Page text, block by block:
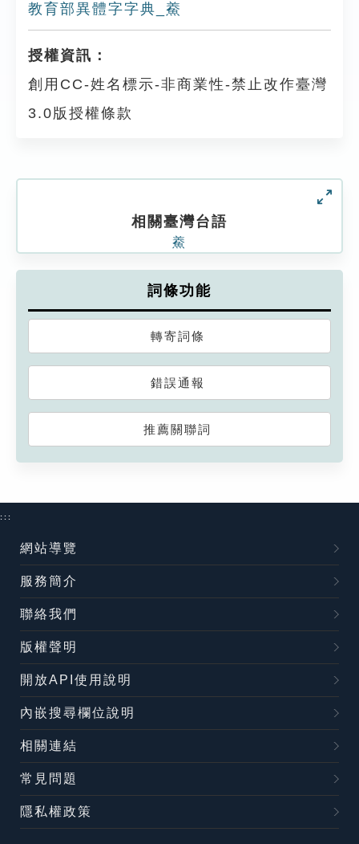
教育部異體字字典_鯗
授權資訊：
創用CC-姓名標示-非商業性-禁止改作臺灣
3.0版授權條款
相關臺灣台語
鯗
詞條功能
轉寄詞條
錯誤通報
推薦關聯詞
:::
網站導覽
服務簡介
聯絡我們
版權聲明
開放API使用說明
內嵌搜尋欄位說明
相關連結
常見問題
隱私權政策